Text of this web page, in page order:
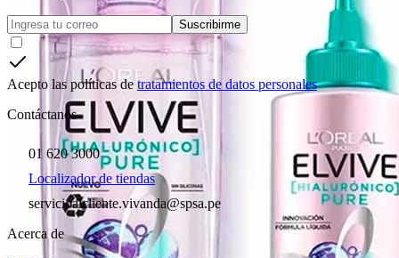
Suscribirme
Acepto las políticas de tratamientos de datos personales
Contáctanos
01 620 3000
Localizador de tiendas
servicioalcliente.vivanda@spsa.pe
Acerca de